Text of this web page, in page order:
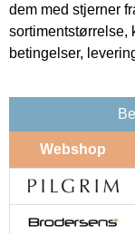
dem med stjerner
sortimentstørrelse,
betingelser,
Webshop